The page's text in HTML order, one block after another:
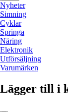
Nyheter
Simning
Cyklar
Springa
Näring
Elektronik
Utförsäljning
Varumärken
Lägger till i